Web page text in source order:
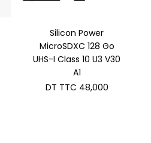
Silicon Power
MicroSDXC 128 Go
UHS-I Class 10 U3 V30
A1
DT TTC 48,000